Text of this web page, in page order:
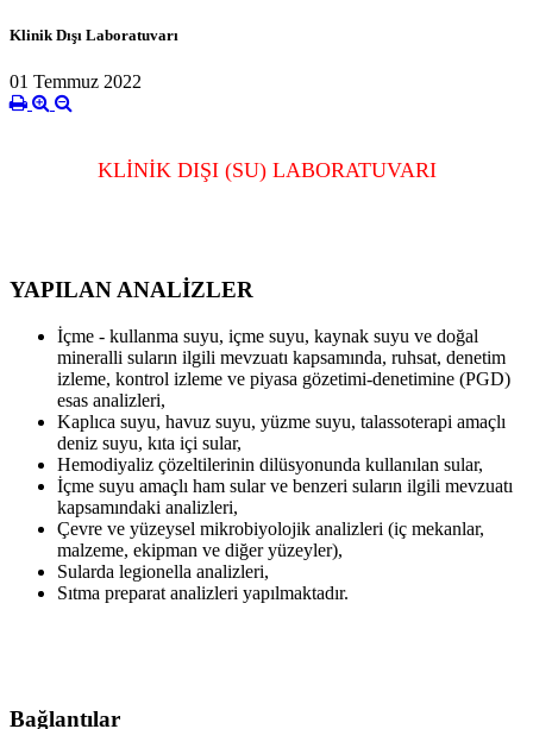
Klinik Dışı Laboratuvarı
01 Temmuz 2022
KLİNİK DIŞI (SU) LABORATUVARI
YAPILAN ANALİZLER
İçme - kullanma suyu, içme suyu, kaynak suyu ve doğal
mineralli suların ilgili mevzuatı kapsamında, ruhsat, denetim
izleme, kontrol izleme ve piyasa gözetimi-denetimine (PGD)
esas analizleri,
Kaplıca suyu, havuz suyu, yüzme suyu, talassoterapi amaçlı
deniz suyu, kıta içi sular,
Hemodiyaliz çözeltilerinin dilüsyonunda kullanılan sular,
İçme suyu amaçlı ham sular ve benzeri suların ilgili mevzuatı
kapsamındaki analizleri,
Çevre ve yüzeysel mikrobiyolojik analizleri (iç mekanlar,
malzeme, ekipman ve diğer yüzeyler),
Sularda legionella analizleri,
Sıtma preparat analizleri yapılmaktadır.
Bağlantılar